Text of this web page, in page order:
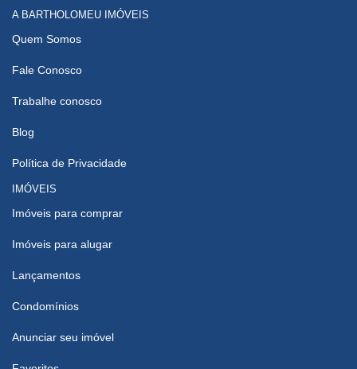
A BARTHOLOMEU IMÓVEIS
Quem Somos
Fale Conosco
Trabalhe conosco
Blog
Política de Privacidade
IMÓVEIS
Imóveis para comprar
Imóveis para alugar
Lançamentos
Condomínios
Anunciar seu imóvel